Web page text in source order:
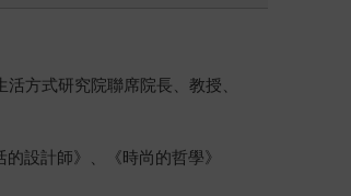
方式研究院聯席院長、教授、
設計師》、《時尚的哲學》